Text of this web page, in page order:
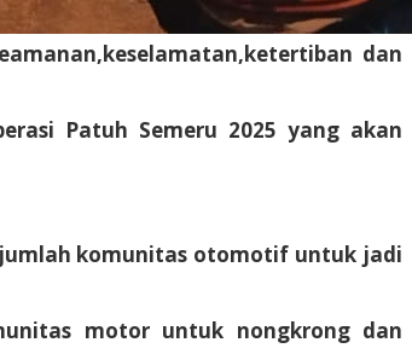
dan
Patuh Semeru 2025 yang akan
komunitas otomotif untuk jadi
motor untuk nongkrong dan